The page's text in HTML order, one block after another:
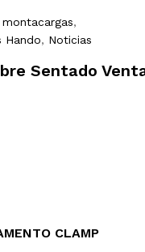
,
Hando, Noticias
Sentado
CLAMP